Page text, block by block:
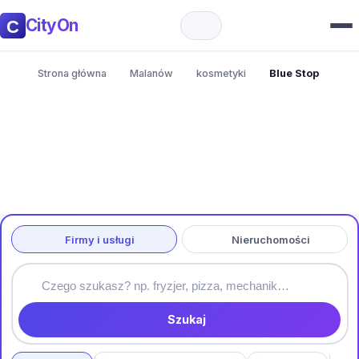
CityOn
Strona główna Malanów kosmetyki Blue Stop
Firmy i usługi Nieruchomości
Szukaj